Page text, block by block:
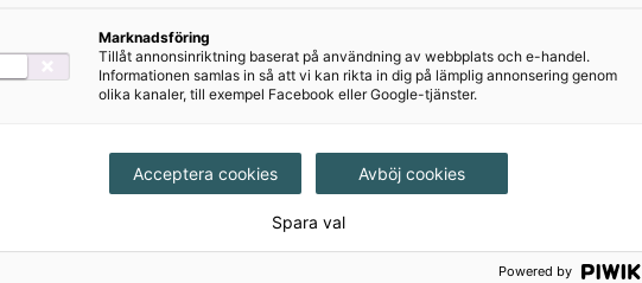
Marknadsföring
Tillåt annonsinriktning baserat på användning av webbplats och e-handel.
Informationen samlas in så att vi kan rikta in dig på lämplig annonsering genom
olika kanaler, till exempel Facebook eller Google-tjänster.
Acceptera cookies Avböj cookies
Spara val
Powered by